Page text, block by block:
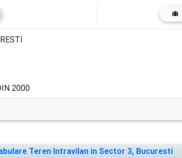
2000
Teren Intravilan in Sector 3, Bucuresti